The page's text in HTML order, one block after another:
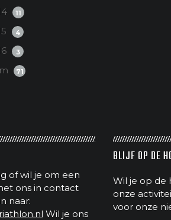
11
4
3
71
of wil je om een
ons in contact
naar:
Wil je ons
BLIJF OP DE
Wil je op de
onze
voor onze